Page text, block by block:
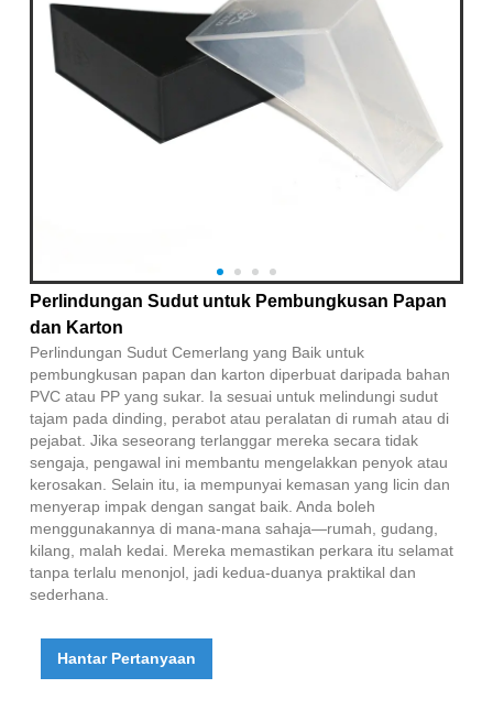
Perlindungan Sudut untuk Pembungkusan Papan
dan Karton
Perlindungan Sudut Cemerlang yang Baik untuk
pembungkusan papan dan karton diperbuat daripada bahan
PVC atau PP yang sukar. Ia sesuai untuk melindungi sudut
tajam pada dinding, perabot atau peralatan di rumah atau di
pejabat. Jika seseorang terlanggar mereka secara tidak
sengaja, pengawal ini membantu mengelakkan penyok atau
kerosakan. Selain itu, ia mempunyai kemasan yang licin dan
menyerap impak dengan sangat baik. Anda boleh
menggunakannya di mana-mana sahaja—rumah, gudang,
kilang, malah kedai. Mereka memastikan perkara itu selamat
tanpa terlalu menonjol, jadi kedua-duanya praktikal dan
sederhana.
Hantar Pertanyaan